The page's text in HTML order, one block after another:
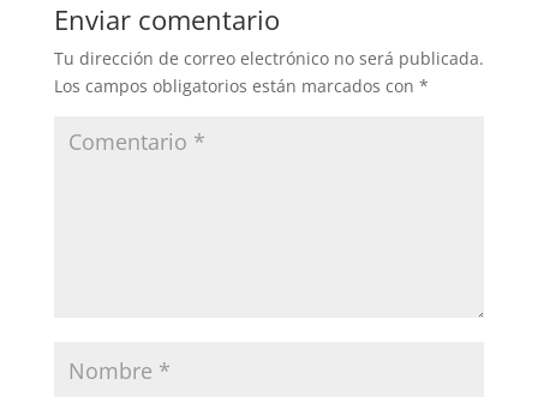
Enviar comentario
Tu dirección de correo electrónico no será publicada.
Los campos obligatorios están marcados con *